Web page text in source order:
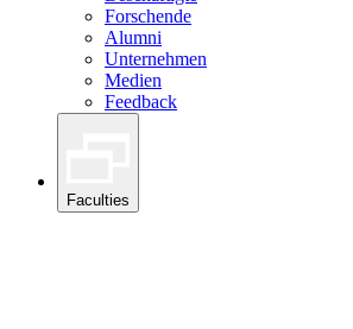
Forschende
Alumni
Unternehmen
Medien
Feedback
Faculties